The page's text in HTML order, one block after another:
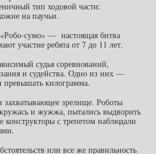
тип ходовой части:
на паучьи.
сумо» — настоящая битва
участие ребята от 7 до 11 лет.
судья соревнований,
и судейства. Одно из них —
превышать килограмма.
зрелище. Роботы
и жужжа, пытались выдворить
с трепетом наблюдали
или все же правильность